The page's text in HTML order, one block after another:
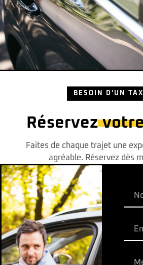
BESOIN D'UN
Réservez
Faites de chaque trajet une
agréable. Réservez dès